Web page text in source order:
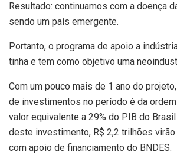
Resultado: continuamos com a doença
sendo um país emergente.
Portanto, o programa de apoio a
tinha e tem como objetivo uma
Com um pouco mais de 1 ano do
de investimentos no período é da
valor equivalente a 29% do PIB do
deste investimento, R$ 2,2 trilhões
com apoio de financiamento do BNDES.